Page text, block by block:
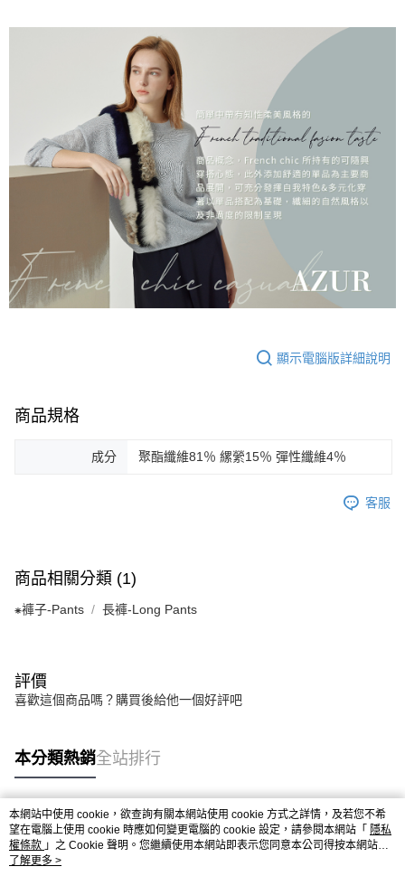
顯示電腦版詳細說明
商品規格
成分 聚酯纖維81％ 縲縈15％ 彈性纖維4％
客服
商品相關分類 (1)
⁕褲子-Pants 長褲-Long Pants
評價
喜歡這個商品嗎？購買後給他一個好評吧
本分類熱銷全站排行
熱門標籤
本網站中使用 cookie，欲查詢有關本網站使用 cookie 方式之詳情，及若您不希
望在電腦上使用 cookie 時應如何變更電腦的 cookie 設定，請參閱本網站「 隱私
權條款 」之 Cookie 聲明。您繼續使用本網站即表示您同意本公司得按本網站使
用條款之 Cookie 聲明使用 cookie。
了解更多 >